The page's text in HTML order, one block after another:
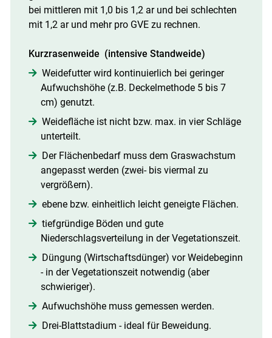
bei mittleren mit 1,0 bis 1,2 ar und bei schlechten
mit 1,2 ar und mehr pro GVE zu rechnen.
Kurzrasenweide (intensive Standweide)
Weidefutter wird kontinuierlich bei geringer
Aufwuchshöhe (z.B. Deckelmethode 5 bis 7
cm) genutzt.
Weidefläche ist nicht bzw. max. in vier Schläge
unterteilt.
Der Flächenbedarf muss dem Graswachstum
angepasst werden (zwei- bis viermal zu
vergrößern).
ebene bzw. einheitlich leicht geneigte Flächen.
tiefgründige Böden und gute
Niederschlagsverteilung in der Vegetationszeit.
Düngung (Wirtschaftsdünger) vor Weidebeginn
- in der Vegetationszeit notwendig (aber
schwieriger).
Aufwuchshöhe muss gemessen werden.
Drei-Blattstadium - ideal für Beweidung.